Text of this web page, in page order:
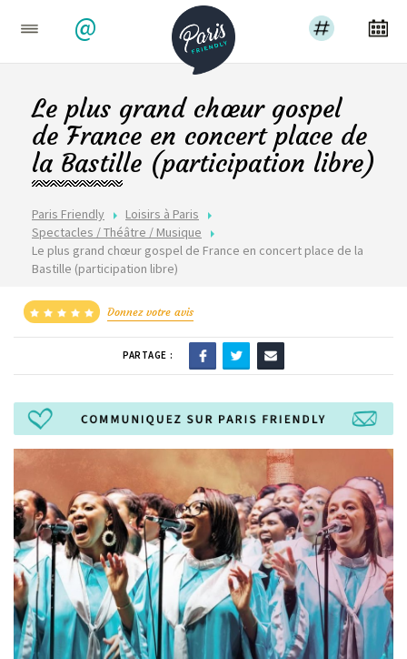
@
Paris Friendly
Loisirs à Paris
Spectacles / Théâtre / Musique
Le plus grand chœur gospel de France en concert place de la
Bastille (participation libre)
Le plus grand chœur gospel
de France en concert place de
la Bastille (participation libre)
Donnez votre avis
PARTAGE :